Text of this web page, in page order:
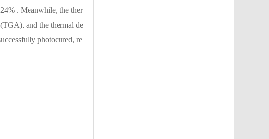
. Meanwhile, the ther
and the thermal de
photocured, re